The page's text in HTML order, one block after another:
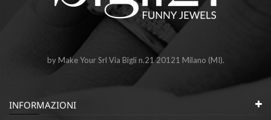
by Make Your Srl Via Bigli n.21 20121 Milano (MI).
INFORMAZIONI